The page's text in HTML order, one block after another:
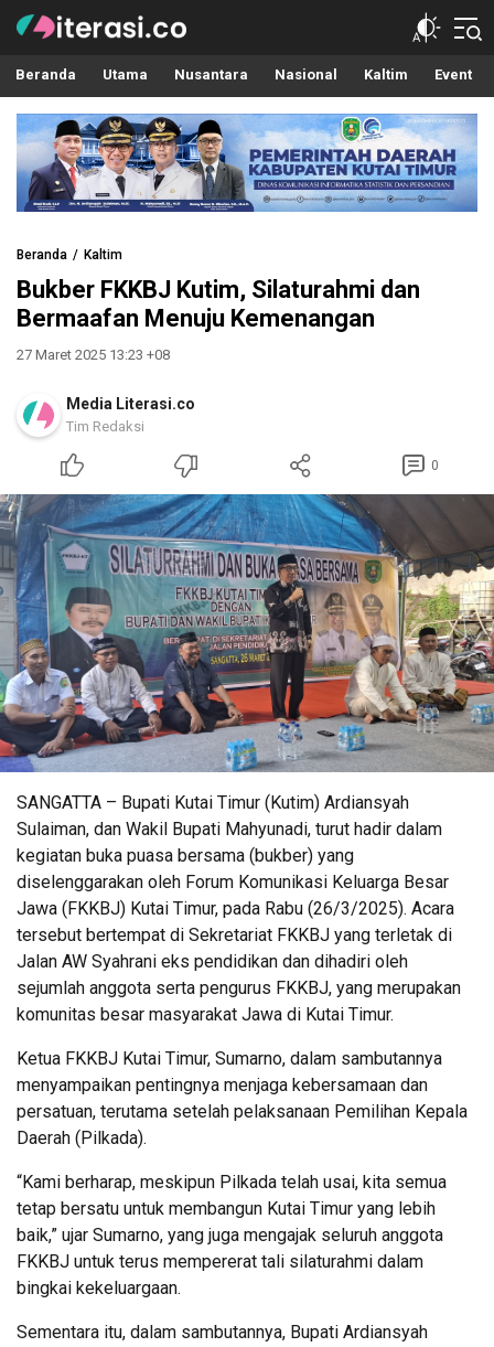
Literasi.co
Pilar Informasi
Beranda Utama Nusantara Nasional Kaltim Event
Beranda Kaltim
Bukber FKKBJ Kutim, Silaturahmi dan
Bermaafan Menuju Kemenangan
27 Maret 2025 13:23 +08
Media Literasi.co
Tim Redaksi
0
SANGATTA – Bupati Kutai Timur (Kutim) Ardiansyah
Sulaiman, dan Wakil Bupati Mahyunadi, turut hadir dalam
kegiatan buka puasa bersama (bukber) yang
diselenggarakan oleh Forum Komunikasi Keluarga Besar
Jawa (FKKBJ) Kutai Timur, pada Rabu (26/3/2025). Acara
tersebut bertempat di Sekretariat FKKBJ yang terletak di
Jalan AW Syahrani eks pendidikan dan dihadiri oleh
sejumlah anggota serta pengurus FKKBJ, yang merupakan
komunitas besar masyarakat Jawa di Kutai Timur.
Ketua FKKBJ Kutai Timur, Sumarno, dalam sambutannya
menyampaikan pentingnya menjaga kebersamaan dan
persatuan, terutama setelah pelaksanaan Pemilihan Kepala
Daerah (Pilkada).
“Kami berharap, meskipun Pilkada telah usai, kita semua
tetap bersatu untuk membangun Kutai Timur yang lebih
baik,” ujar Sumarno, yang juga mengajak seluruh anggota
FKKBJ untuk terus mempererat tali silaturahmi dalam
bingkai kekeluargaan.
Sementara itu, dalam sambutannya, Bupati Ardiansyah